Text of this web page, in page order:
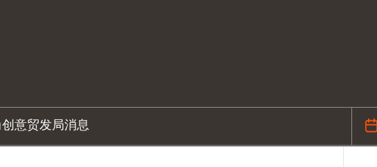
意贸发局消息